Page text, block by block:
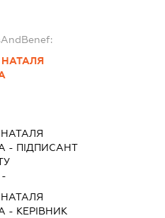
- ПІДПИСАНТ
-
- КЕРІВНИК